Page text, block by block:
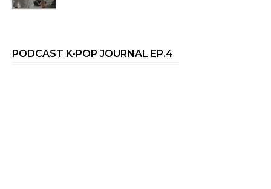
PODCAST K-POP JOURNAL EP.4